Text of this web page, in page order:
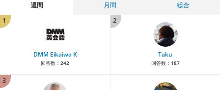
週間 月間
総合
1
DMM Eikaiwa K
回答数： 242
2
Taku
回答数： 187
3